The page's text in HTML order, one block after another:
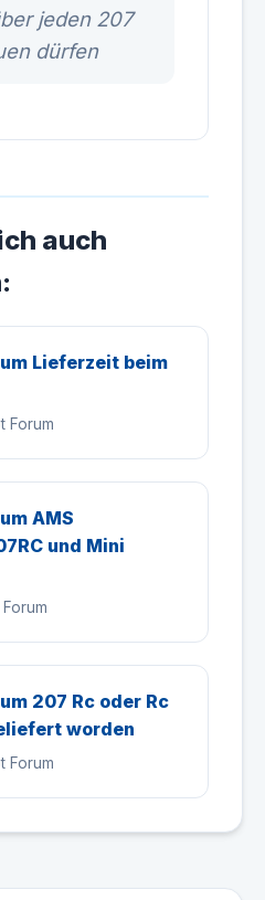
jeden 207
dürfen
auch
Lieferzeit beim
Forum
AMS
und Mini
207 Rc oder Rc
worden
Forum